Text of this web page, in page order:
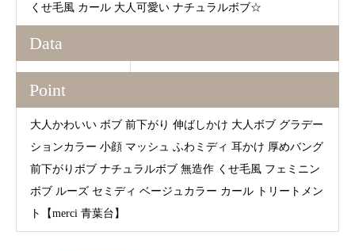
くせ毛風 カール 大人可愛い ナチュラルボブ☆
Data
Point
大人かわいい ボブ 前下がり 伸ばしかけ 大人ボブ グラデー
ションカラー 小顔 マッシュ ふわミディ 耳かけ 厚めバング
前下がりボブ ナチュラルボブ 無造作 くせ毛風 フェミニン
ボブ ルーズ セミディ ベージュカラー カール トリートメン
ト【merci 青葉台】